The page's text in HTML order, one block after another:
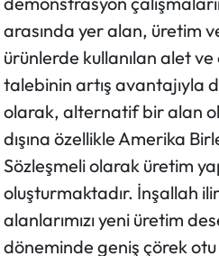
arasında yer alan, üretim
ürünlerde kullanılan alet
talebinin artış avantajıyla
olarak, alternatif bir alan
dışına özellikle Amerika
Sözleşmeli olarak üretim
oluşturmaktadır. İnşallah
alanlarımızı yeni üretim
döneminde geniş çörek